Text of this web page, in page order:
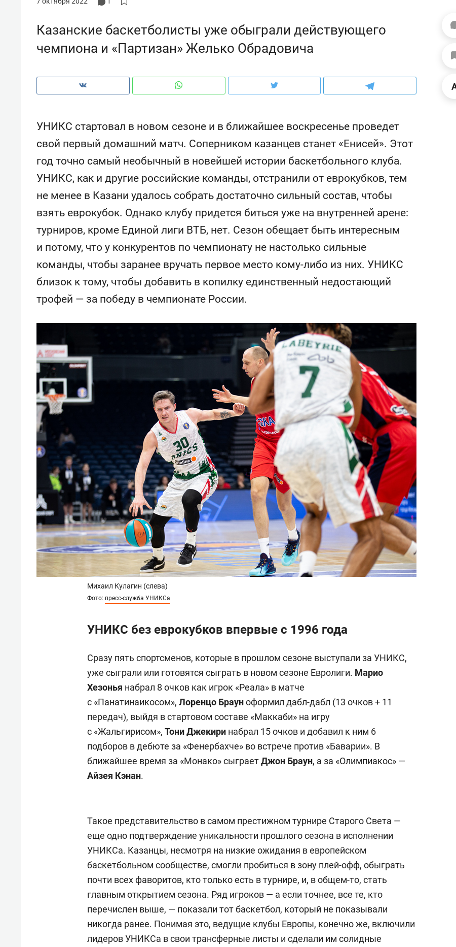
Казанские баскетболисты уже обыграли действующего
чемпиона и «Партизан» Желько Обрадовича
УНИКС стартовал в новом сезоне и в ближайшее воскресенье проведет
свой первый домашний матч. Соперником казанцев станет «Енисей». Этот
год точно самый необычный в новейшей истории баскетбольного клуба.
УНИКС, как и другие российские команды, отстранили от еврокубков, тем
не менее в Казани удалось собрать достаточно сильный состав, чтобы
взять еврокубок. Однако клубу придется биться уже на внутренней арене:
турниров, кроме Единой лиги ВТБ, нет. Сезон обещает быть интересным
и потому, что у конкурентов по чемпионату не настолько сильные
команды, чтобы заранее вручать первое место кому-либо из них. УНИКС
близок к тому, чтобы добавить в копилку единственный недостающий
трофей — за победу в чемпионате России.
Михаил Кулагин (слева)
Фото: пресс-служба УНИКСа
УНИКС без еврокубков впервые с 1996 года
Сразу пять спортсменов, которые в прошлом сезоне выступали за УНИКС,
уже сыграли или готовятся сыграть в новом сезоне Евролиги. Марио
Хезонья набрал 8 очков как игрок «Реала» в матче
с «Панатинаикосом», Лоренцо Брауноформил дабл-дабл (13 очков + 11
передач), выйдя в стартовом составе «Маккаби» на игру
с «Жальгирисом», Тони Джекири набрал 15 очков и добавил к ним 6
подборов в дебюте за «Фенербахче» во встрече против «Баварии». В
ближайшее время за «Монако» сыграетДжон Браун, а за «Олимпиакос» —
Айзея Кэнан.
Такое представительство в самом престижном турнире Старого Света —
еще одно подтверждение уникальности прошлого сезона в исполнении
УНИКСа. Казанцы, несмотря на низкие ожидания в европейском
баскетбольном сообществе, смогли пробиться в зону плей-офф, обыграть
почти всех фаворитов, кто только есть в турнире, и, в общем-то, стать
главным открытием сезона. Ряд игроков — а если точнее, все те, кто
перечислен выше, — показали тот баскетбол, который не показывали
никогда ранее. Понимая это, ведущие клубы Европы, конечно же, включили
лидеров УНИКСа в свои трансферные листы и сделали им солидные
Рекомендуем
Как ГК «МИР ГРУПП» и ВТБ
создают оазис жилого
Рекомендуем
150 камер до квартиры и Face
ID вместо ключа: какой будет
безопасность в ЖК «Нова»
Рекомендуем
Опыт выживания в дикой
природе, работа
состоянием как основа
антихрупких команд